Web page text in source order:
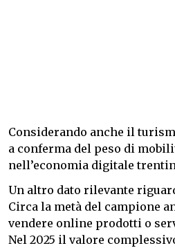
Considerando anche il
a conferma del peso di
nell’economia digitale
Un altro dato rilevante
Circa la metà del campione
vendere online prodotti o
Nel 2025 il valore